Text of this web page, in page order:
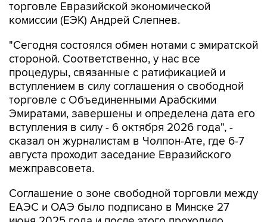
торговле Евразийской экономической
комиссии (ЕЭК) Андрей Слепнев.
"Сегодня состоялся обмен нотами с эмиратской
стороной. Соответственно, у нас все
процедуры, связанные с ратификацией и
вступлением в силу соглашения о свободной
торговле с Объединенными Арабскими
Эмиратами, завершены и определена дата его
вступления в силу - 6 октября 2026 года", -
сказал он журналистам в Чолпон-Ате, где 6-7
августа проходит заседание Евразийского
межправсовета.
Соглашение о зоне свободной торговли между
ЕАЭС и ОАЭ было подписано в Минске 27